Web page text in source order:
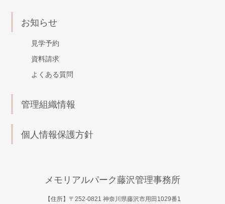
お知らせ
見学予約
資料請求
よくある質問
管理組織情報
個人情報保護方針
メモリアルパーク藤沢管理事務所
【住所】〒252-0821 神奈川県藤沢市用田1029番1